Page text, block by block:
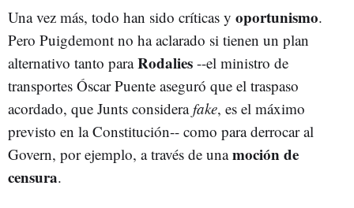
Una vez más, todo han sido críticas y oportunismo.
Pero Puigdemont no ha aclarado si tienen un plan
alternativo tanto paraRodalies --el ministro de
transportes Óscar Puente aseguró que el traspaso
acordado, que Junts considerafake, es el máximo
previsto en la Constitución-- como para derrocar al
Govern, por ejemplo, a través de unamoción de
censura.